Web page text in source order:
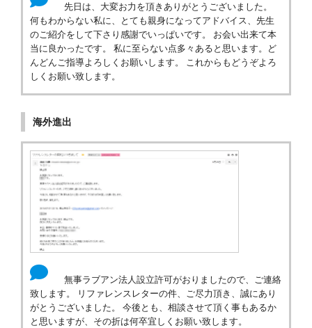
先日は、大変お力を頂きありがとうございました。
何もわからない私に、とても親身になってアドバイス、先生
のご紹介をして下さり感謝でいっぱいです。 お会い出来て本
当に良かったです。 私に至らない点多々あると思います。ど
んどんご指導よろしくお願いします。 これからもどうぞよろ
しくお願い致します。
海外進出
無事ラブアン法人設立許可がおりましたので、ご連絡
致します。 リファレンスレターの件、ご尽力頂き、誠にあり
がとうございました。 今後とも、相談させて頂く事もあるか
と思いますが、その折は何卒宜しくお願い致します。